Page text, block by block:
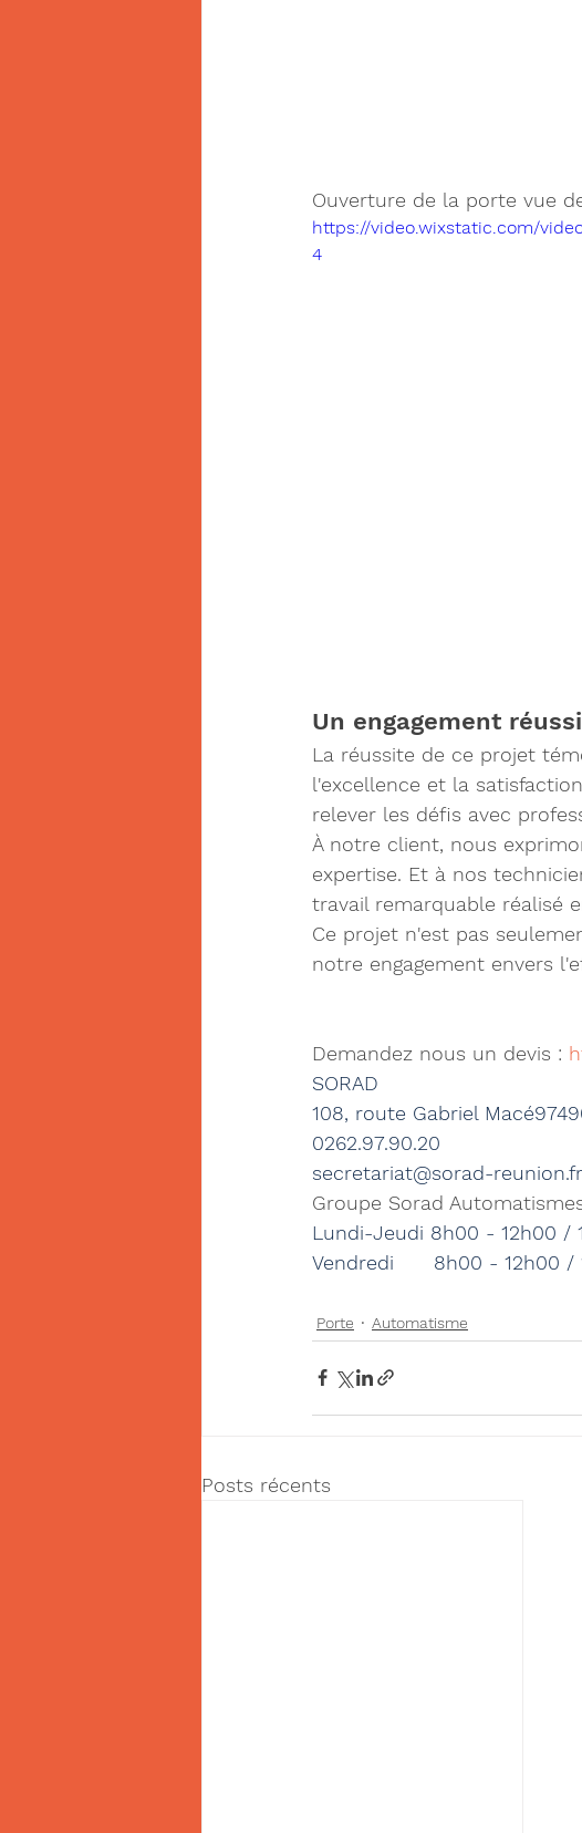
Ouverture de la porte vue
https://video.wixstatic.com/
4
Un engagement
La réussite de ce projet
l'excellence et la
relever les défis avec
À notre client, nous
expertise. Et à nos
travail remarquable réalisé
Ce projet n'est pas
notre engagement envers
Demandez nous un devis :
SORAD
108, route Gabriel
0262.97.90.20
secretariat@sorad-reunion.fr
Groupe Sorad
Lundi-Jeudi 8h00 - 12h00 /
Vendredi      8h00 - 12h00
Porte Automatisme
Posts récents